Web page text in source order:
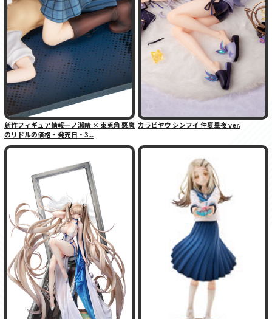
新作フィギュア情報一ノ瀬晴 × 東兎角 悪魔
のリドルの価格・発売日・3...
カラビヤウ シンフイ 仲夏星夜 ver.